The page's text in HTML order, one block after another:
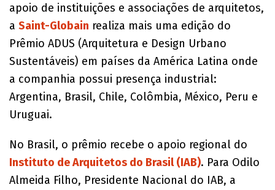
apoio de instituições e associações de arquitetos,
a Saint-Globain realiza mais uma edição do
Prêmio ADUS (Arquitetura e Design Urbano
Sustentáveis) em países da América Latina onde
a companhia possui presença industrial:
Argentina, Brasil, Chile, Colômbia, México, Peru e
Uruguai.
No Brasil, o prêmio recebe o apoio regional do
Instituto de Arquitetos do Brasil (IAB). Para Odilo
Almeida Filho, Presidente Nacional do IAB, a